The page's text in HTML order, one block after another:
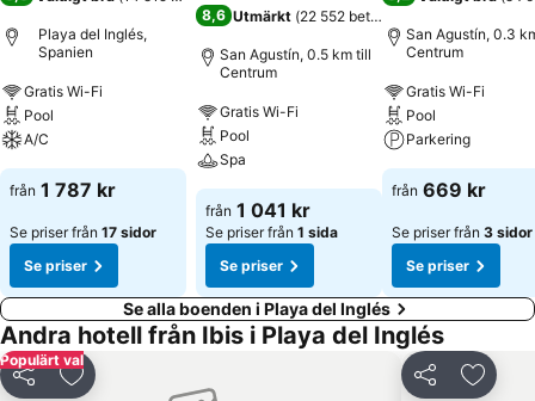
Playa del Inglés,
Spanien
Gratis Wi-Fi
Pool
A/C
från 1 787 kr
Se priser från 17 sidor
Se priser
8,6 Utmärkt (22 552 betyg
San Agustín, 0.5 km till
Centrum
Gratis Wi-Fi
Pool
Spa
från 1 041 kr
Se priser från 1 sida
Se priser
San Agustín, 0.3
Centrum
Gratis Wi-Fi
Pool
Parkering
från 669 kr
Se priser från 3 sidor
Se priser
Se alla boenden i Playa del Inglés
Andra hotell från Ibis i Playa del Inglés
Populärt val
Dela Lägg till i Mina Favoriter Dela Lägg